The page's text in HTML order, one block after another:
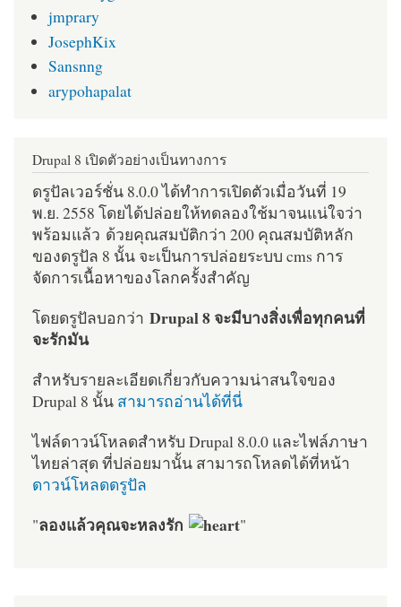
jmprary
JosephKix
Sansnng
arypohapalat
Drupal 8 เปิดตัวอย่างเป็นทางการ
ดรูปัลเวอร์ชั่น 8.0.0 ได้ทำการเปิดตัวเมื่อวันที่ 19
พ.ย. 2558 โดยได้ปล่อยให้ทดลองใช้มาจนแน่ใจว่า
พร้อมแล้ว ด้วยคุณสมบัติกว่า 200 คุณสมบัติหลัก
ของดรูปัล 8 นั้น จะเป็นการปล่อยระบบ cms การ
จัดการเนื้อหาของโลกครั้งสำคัญ
โดยดรูปัลบอกว่า Drupal 8 จะมีบางสิ่งเพื่อทุกคนที่
จะรักมัน
สำหรับรายละเอียดเกี่ยวกับความน่าสนใจของ
Drupal 8 นั้น สามารถอ่านได้ที่นี่
ไฟล์ดาวน์โหลดสำหรับ Drupal 8.0.0 และไฟล์ภาษา
ไทยล่าสุด ที่ปล่อยมานั้น สามารถโหลดได้ที่หน้า
ดาวน์โหลดดรูปัล
"ลองแล้วคุณจะหลงรัก "